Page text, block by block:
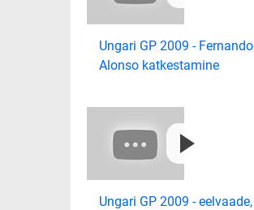
Ungari GP 2009 - Fernando
Alonso katkestamine
Ungari GP 2009 - eelvaade,